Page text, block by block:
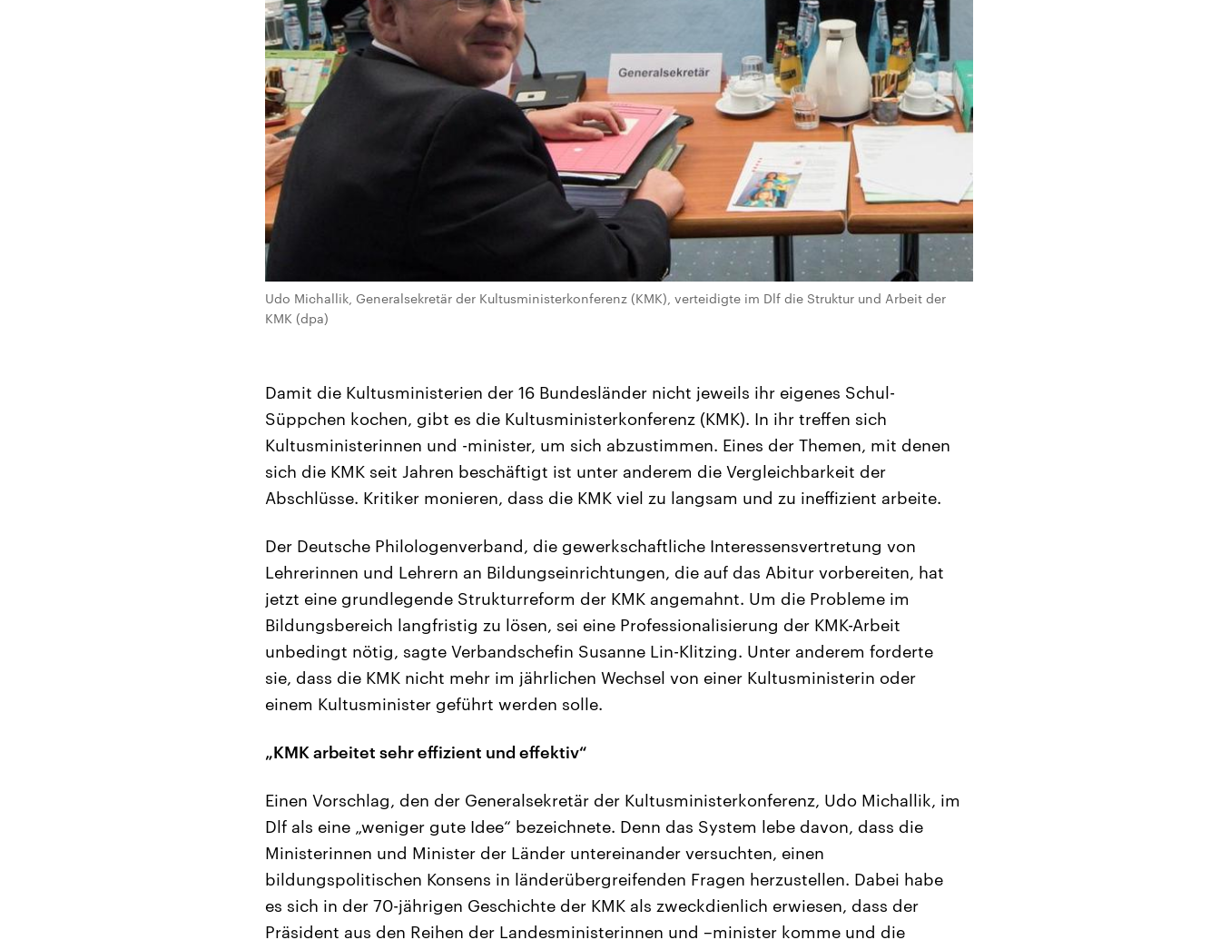
Udo Michallik, Generalsekretär der Kultusministerkonferenz (KMK), verteidigte im Dlf die Struktur und Arbeit der
KMK (dpa)
Damit die Kultusministerien der 16 Bundesländer nicht jeweils ihr eigenes Schul-
Süppchen kochen, gibt es die Kultusministerkonferenz (KMK). In ihr treffen sich
Kultusministerinnen und -minister, um sich abzustimmen. Eines der Themen, mit denen
sich die KMK seit Jahren beschäftigt ist unter anderem die Vergleichbarkeit der
Abschlüsse. Kritiker monieren, dass die KMK viel zu langsam und zu ineffizient arbeite.
Der Deutsche Philologenverband, die gewerkschaftliche Interessensvertretung von
Lehrerinnen und Lehrern an Bildungseinrichtungen, die auf das Abitur vorbereiten, hat
jetzt eine grundlegende Strukturreform der KMK angemahnt. Um die Probleme im
Bildungsbereich langfristig zu lösen, sei eine Professionalisierung der KMK-Arbeit
unbedingt nötig, sagte Verbandschefin Susanne Lin-Klitzing. Unter anderem forderte
sie, dass die KMK nicht mehr im jährlichen Wechsel von einer Kultusministerin oder
einem Kultusminister geführt werden solle.
„KMK arbeitet sehr effizient und effektiv“
Einen Vorschlag, den der Generalsekretär der Kultusministerkonferenz, Udo Michallik, im
Dlf als eine „weniger gute Idee“ bezeichnete. Denn das System lebe davon, dass die
Ministerinnen und Minister der Länder untereinander versuchten, einen
bildungspolitischen Konsens in länderübergreifenden Fragen herzustellen. Dabei habe
es sich in der 70-jährigen Geschichte der KMK als zweckdienlich erwiesen, dass der
Präsident aus den Reihen der Landesministerinnen und –minister komme und die